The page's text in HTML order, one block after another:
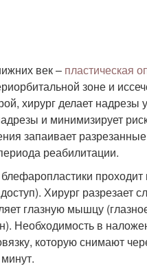
век – пластическая
зоне и
хирург делает
и минимизирует
запаивает
реабилитации.
Хирург разрезает
глазную мышцу
Необходимость в
которую снимают